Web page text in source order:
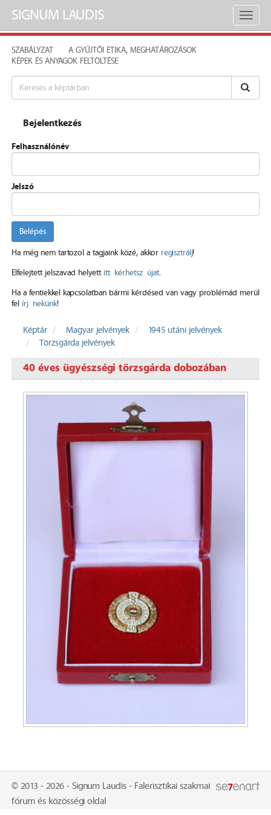
Toggle
SIGNUM LAUDIS
SZABÁLYZAT
A GYŰJTŐI ETIKA, MEGHATÁROZÁSOK
KÉPEK ÉS ANYAGOK FELTÖLTÉSE
Bejelentkezés
Felhasználónév
Jelszó
Belépés
Ha még nem tartozol a tagjaink közé, akkor regisztrálj!
Elfelejtett jelszavad helyett itt kérhetsz újat.
Ha a fentiekkel kapcsolatban bármi kérdésed van vagy problémád merül
fel írj nekünk!
Képtár Magyar jelvények
1945 utáni jelvények
Törzsgárda jelvények
40 éves ügyészségi törzsgárda dobozában
© 2013 - 2026 - Signum Laudis - Falerisztikai szakmai
fórum és közösségi oldal